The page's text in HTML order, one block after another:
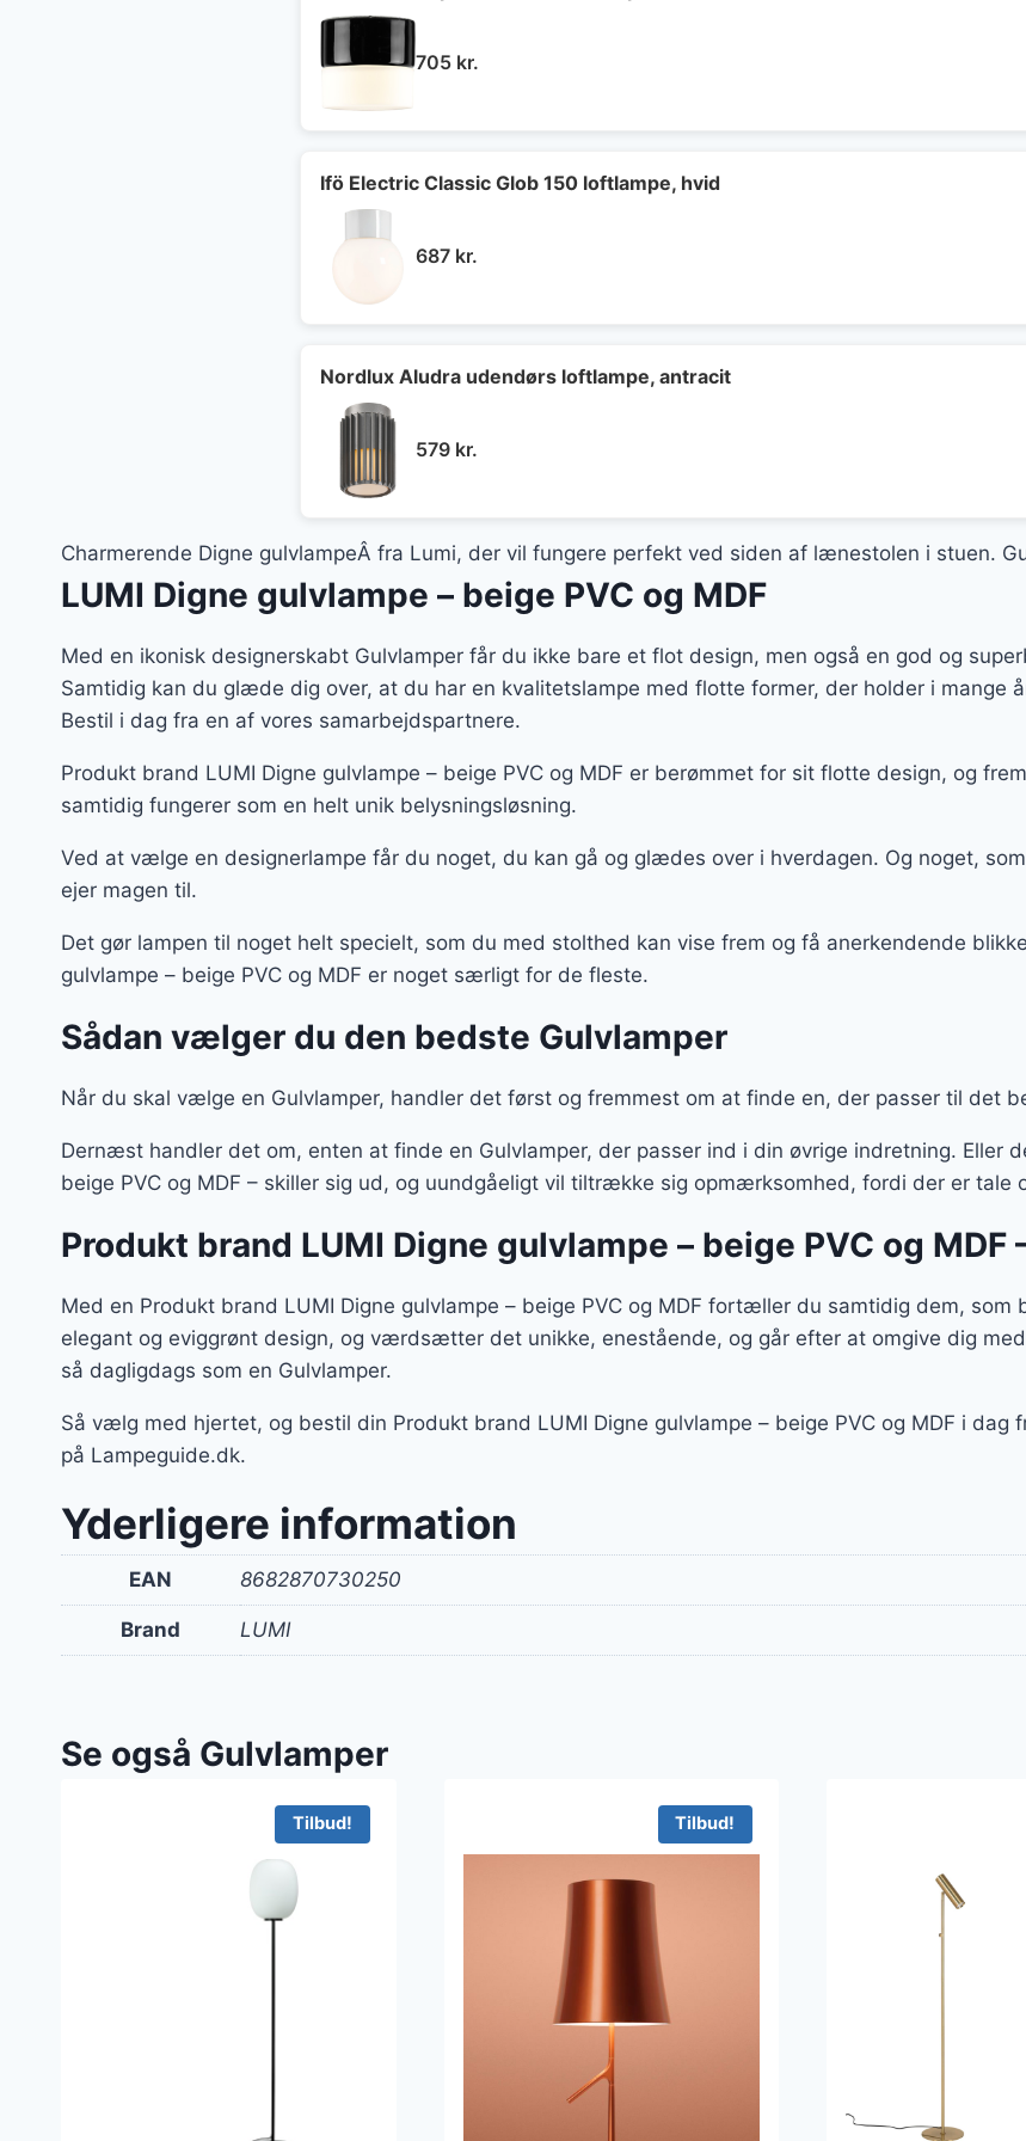
705 kr.
Ifö Electric Classic Glob 150 loftlampe, hvid
687 kr.
Nordlux Aludra udendørs loftlampe, antracit
579 kr.
Charmerende Digne gulvlampeÂ fra Lumi, der vil fungere perfekt ved siden af lænestolen i stuen.
LUMI Digne gulvlampe – beige PVC og MDF
Med en ikonisk designerskabt Gulvlamper får du ikke bare et flot design, men også en god og
Samtidig kan du glæde dig over, at du har en kvalitetslampe med flotte former, der holder i mange
Bestil i dag fra en af vores samarbejdspartnere.
Produkt brand LUMI Digne gulvlampe – beige PVC og MDF er berømmet for sit flotte design, og
samtidig fungerer som en helt unik belysningsløsning.
Ved at vælge en designerlampe får du noget, du kan gå og glædes over i hverdagen. Og noget,
ejer magen til.
Det gør lampen til noget helt specielt, som du med stolthed kan vise frem og få anerkendende
gulvlampe – beige PVC og MDF er noget særligt for de fleste.
Sådan vælger du den bedste Gulvlamper
Når du skal vælge en Gulvlamper, handler det først og fremmest om at finde en, der passer til det
Dernæst handler det om, enten at finde en Gulvlamper, der passer ind i din øvrige indretning. Eller
beige PVC og MDF – skiller sig ud, og uundgåeligt vil tiltrække sig opmærksomhed, fordi der er tale
Produkt brand LUMI Digne gulvlampe – beige PVC og
Med en Produkt brand LUMI Digne gulvlampe – beige PVC og MDF fortæller du samtidig dem,
elegant og eviggrønt design, og værdsætter det unikke, enestående, og går efter at omgive dig
så dagligdags som en Gulvlamper.
Så vælg med hjertet, og bestil din Produkt brand LUMI Digne gulvlampe – beige PVC og MDF i
på Lampeguide.dk.
Yderligere information
EAN 8682870730250
Brand LUMI
Se også Gulvlamper
Tilbud! Tilbud!